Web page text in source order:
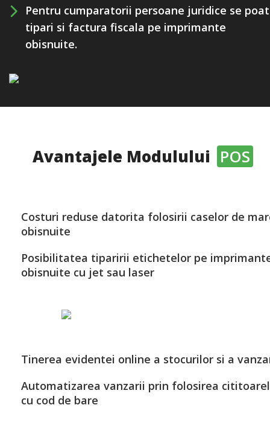
Pentru cumparatorii persoane juridice se
tipari si factura fiscala pe imprimante
obisnuite.
Avantajele Modulului POS
Costuri reduse datorita folosirii caselor de
obisnuite
Posibilitatea tiparirii etichetelor pe
obisnuite cu jet sau laser
Tinerea evidentei online a stocurilor si a
Automatizarea vanzarii prin folosirea
cu cod de bare